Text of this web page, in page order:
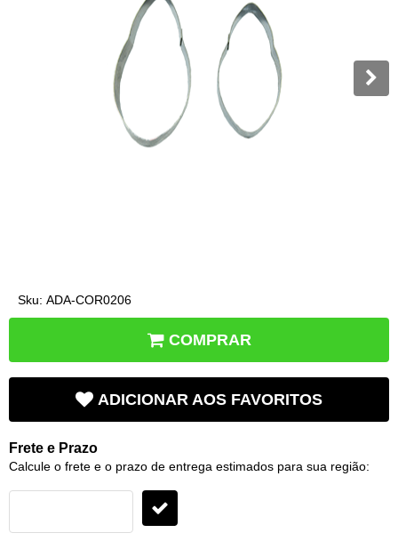
Sku: ADA-COR0206
COMPRAR
ADICIONAR AOS FAVORITOS
Frete e Prazo
Calcule o frete e o prazo de entrega estimados para sua região: